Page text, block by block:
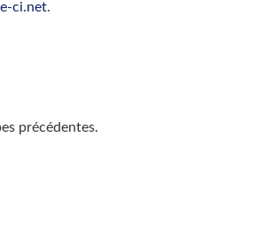
ci.net.
précédentes.